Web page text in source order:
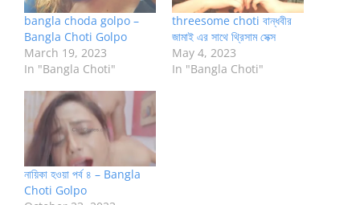
bangla choda golpo –
Bangla Choti Golpo
March 19, 2023
In "Bangla Choti"
threesome choti বান্ধবীর
জামাই এর সাথে থ্রিসাম সেক্স
May 4, 2023
In "Bangla Choti"
নায়িকা হওয়া পর্ব ৪ – Bangla
Choti Golpo